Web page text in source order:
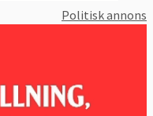
Politisk annons